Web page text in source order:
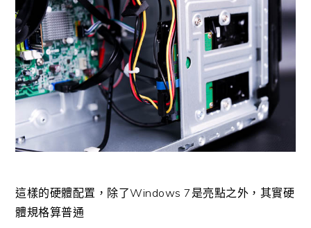
這樣的硬體配置，除了Windows 7是亮點之外，其實硬
體規格算普通